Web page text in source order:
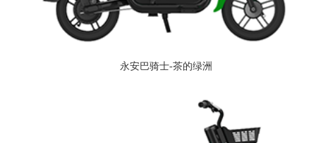
永安巴骑士-茶的绿洲